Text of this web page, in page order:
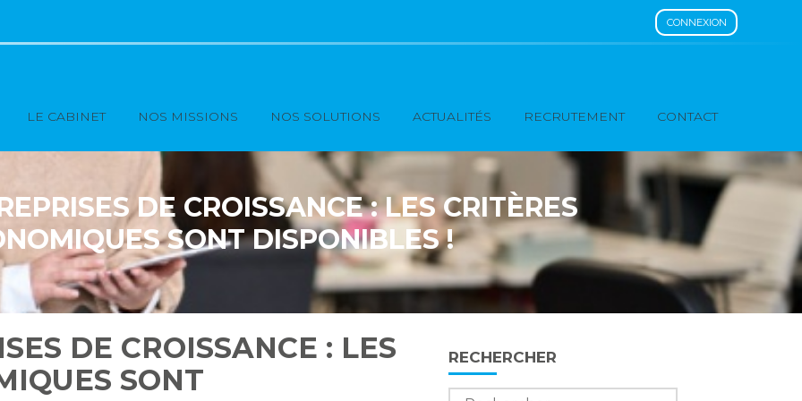
CONNEXION
Principal
LE CABINET NOS MISSIONS NOS SOLUTIONS ACTUALITÉS RECRUTEMENT CONTACT
DE CROISSANCE : LES CRITÈRES
SONT DISPONIBLES !
DE CROISSANCE : LES
SONT
Blog
sidebar
RECHERCHER
Rechercher :